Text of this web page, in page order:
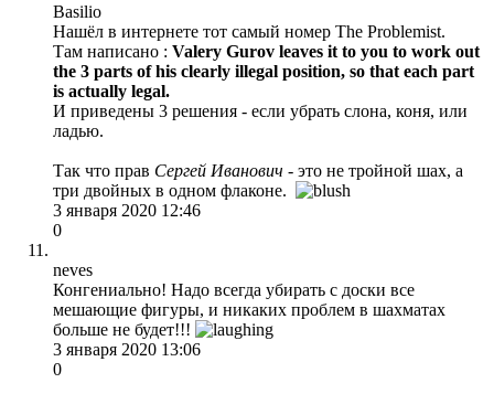
Basilio
Нашёл в интернете тот самый номер The Problemist.
Там написано : Valery Gurov leaves it to you to work out
the 3 parts of his clearly illegal position, so that each part
is actually legal.
И приведены 3 решения - если убрать слона, коня, или
ладью.
Так что прав Сергей Иванович - это не тройной шах, а
три двойных в одном флаконе.
3 января 2020 12:46
0
neves
Конгениально! Надо всегда убирать с доски все
мешающие фигуры, и никаких проблем в шахматах
больше не будет!!!
3 января 2020 13:06
0